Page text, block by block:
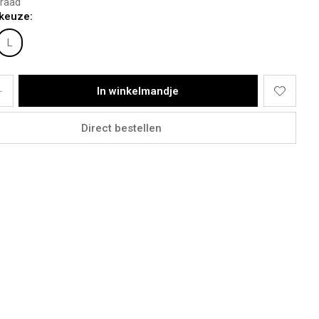
een maat M
50% Cotton
L
In winkelmandje
Direct bestellen